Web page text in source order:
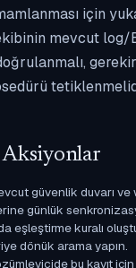
için
mevcut
güvenlik duvarı ve
günlük
eşleştirme kuralı
dönük arama yapın.
bu kayıt